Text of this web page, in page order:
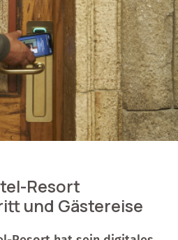
Resort
und Gästereise